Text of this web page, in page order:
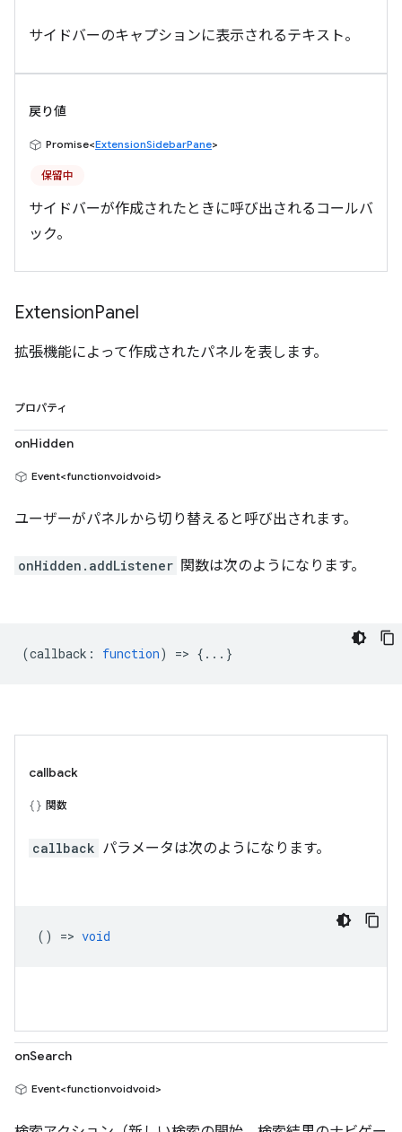
サイドバーのキャプションに表示されるテキスト。
戻り値
Promise<ExtensionSidebarPane>
保留中
サイドバーが作成されたときに呼び出されるコールバ
ック。
ExtensionPanel
拡張機能によって作成されたパネルを表します。
プロパティ
onHidden
Event<functionvoidvoid>
ユーザーがパネルから切り替えると呼び出されます。
onHidden.addListener 関数は次のようになります。
(callback : function) => {...}
callback
関数
callback パラメータは次のようになります。
() => void
onSearch
Event<functionvoidvoid>